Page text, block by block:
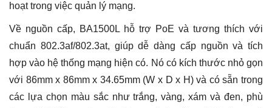
hoạt trong việc quản lý mạng.
Về nguồn cấp, BA1500L hỗ trợ PoE và tương thích với
chuẩn 802.3af/802.3at, giúp dễ dàng cấp nguồn và tích
hợp vào hệ thống mạng hiện có. Nó có kích thước nhỏ gọn
với 86mm x 86mm x 34.65mm (W x D x H) và có sẵn trong
các lựa chọn màu sắc như trắng, vàng, xám và đen, phù